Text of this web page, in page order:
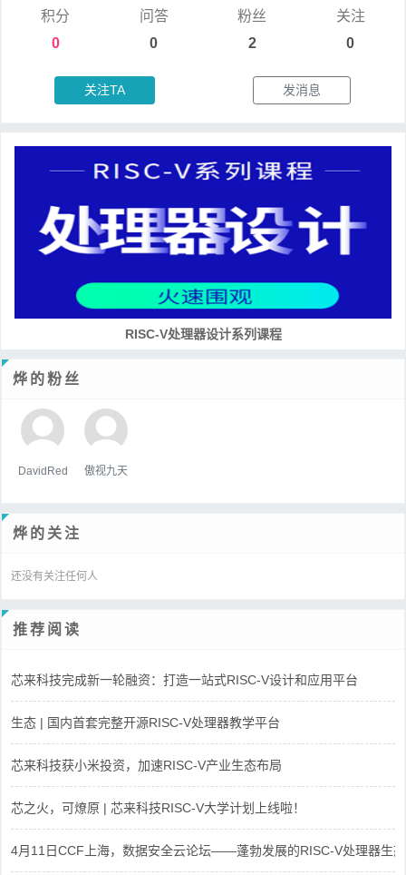
积分
0
问答
0
粉丝
2
关注
0
关注TA 发消息
RISC-V处理器设计系列课程
烨的粉丝
DavidRed 傲视九天
烨的关注
还没有关注任何人
推荐阅读
芯来科技完成新一轮融资：打造一站式RISC-V设计和应用平台
生态 | 国内首套完整开源RISC-V处理器教学平台
芯来科技获小米投资，加速RISC-V产业生态布局
芯之火，可燎原 | 芯来科技RISC-V大学计划上线啦！
4月11日CCF上海，数据安全云论坛——蓬勃发展的RISC-V处理器生态